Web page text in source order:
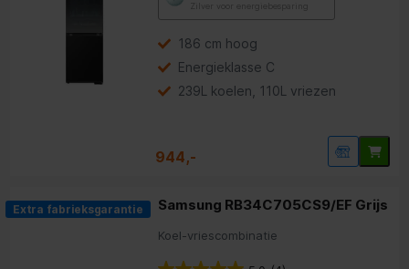
Zilver voor energiebesparing
Youreko’s
voor
energiebesparing.
186 cm hoog
Energieklasse C
239L koelen, 110L vriezen
944,-
Extra fabrieksgarantie Samsung RB34C705CS9/EF Grijs
Koel-vriescombinatie